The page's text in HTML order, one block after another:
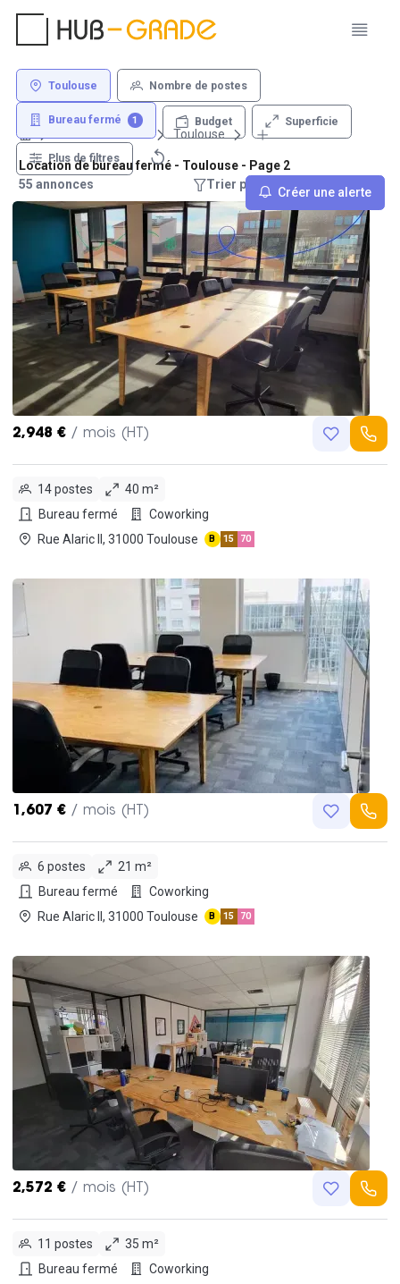
Toulouse Nombre de postes
Bureau fermé 1 Budget Superficie
Plus de filtres
Créer une alerte
Toulouse
Location de bureau fermé - Toulouse - Page 2
55 annonces
Trier par : Recommandations
2,948 € / mois (HT)
14 postes
40 m²
Bureau fermé
Coworking
Rue Alaric II, 31000 Toulouse
B 15 70
1,607 € / mois (HT)
6 postes
21 m²
Bureau fermé
Coworking
Rue Alaric II, 31000 Toulouse
B 15 70
2,572 € / mois (HT)
11 postes
35 m²
Bureau fermé
Coworking